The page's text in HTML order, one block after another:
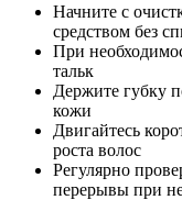
Начните с
средством без
При
тальк
Держите губку
кожи
Двигайтесь
роста волос
Регулярно
перерывы при